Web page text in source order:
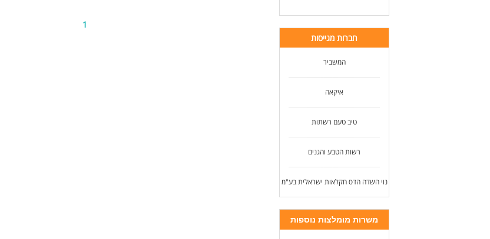
חברות מגייסות
המשביר
איקאה
טיב טעם רשתות
רשות הטבע והגנים
נוי השדה הדס חקלאות ישראלית בע"מ
משרות מומלצות נוספות
1